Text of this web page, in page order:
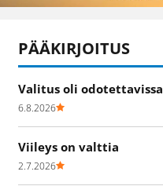
PÄÄKIRJOITUS
Valitus oli odotettavissa
6.8.2026
Viileys on valttia
2.7.2026